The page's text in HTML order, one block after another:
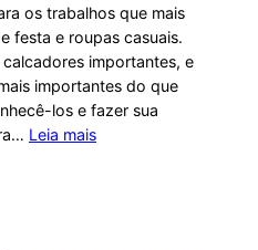
os trabalhos que mais
festa e roupas casuais.
importantes, e
importantes do que
los e fazer sua
Leia mais